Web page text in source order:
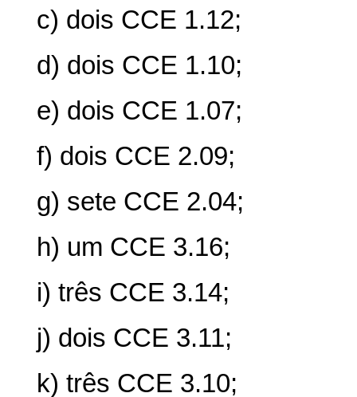
c) dois CCE 1.12;
d) dois CCE 1.10;
e) dois CCE 1.07;
f) dois CCE 2.09;
g) sete CCE 2.04;
h) um CCE 3.16;
i) três CCE 3.14;
j) dois CCE 3.11;
k) três CCE 3.10;